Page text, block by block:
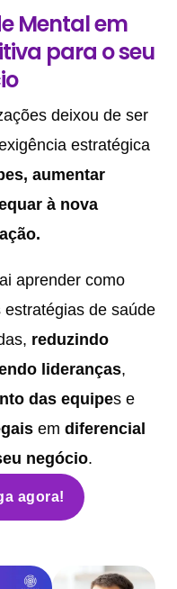
Mental em
para o seu
deixou de ser
estratégica
aumentar
à nova
aprender como
de saúde
reduzindo
lideranças,
das equipes e
em diferencial
negócio.
agora!